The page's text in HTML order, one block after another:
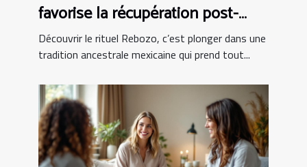
favorise la récupération post-
partum ?
Découvrir le rituel Rebozo, c’est plonger dans une
tradition ancestrale mexicaine qui prend tout...